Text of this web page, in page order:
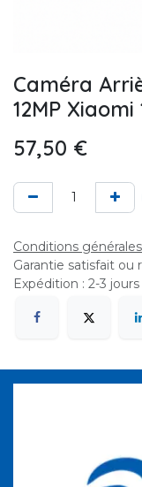
Caméra
12MP
57,50 €
Conditions générales
Garantie satisfait ou
Expédition : 2-3